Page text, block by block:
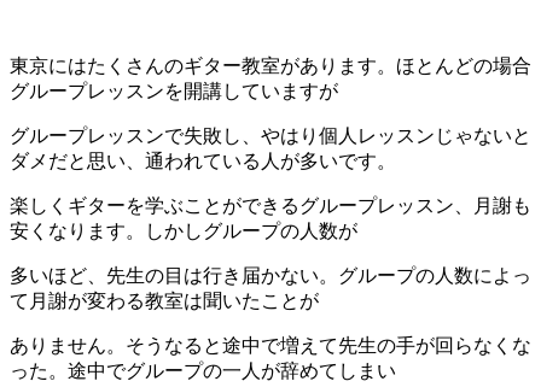
東京にはたくさんのギター教室があります。ほとんどの場合
グループレッスンを開講していますが
グループレッスンで失敗し、やはり個人レッスンじゃないと
ダメだと思い、通われている人が多いです。
楽しくギターを学ぶことができるグループレッスン、月謝も
安くなります。しかしグループの人数が
多いほど、先生の目は行き届かない。グループの人数によっ
て月謝が変わる教室は聞いたことが
ありません。そうなると途中で増えて先生の手が回らなくな
った。途中でグループの一人が辞めてしまい